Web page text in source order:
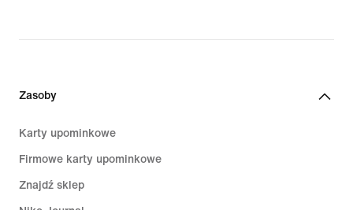
Zasoby
Karty upominkowe
Firmowe karty upominkowe
Znajdź sklep